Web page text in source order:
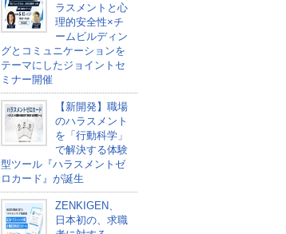
ラスメントと心
理的安全性×チ
ームビルディン
グとコミュニケーションを
テーマにしたジョイントセ
ミナー開催
【新開発】職場
のハラスメント
を「行動科学」
で解決する体験
型ツール『ハラスメントゼ
ロカード』が誕生
ZENKIGEN、
日本初の、求職